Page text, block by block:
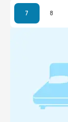
7 8